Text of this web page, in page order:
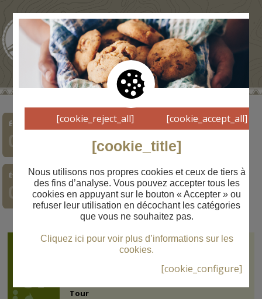
Étape Étape Étape Étape
04 05
Étape
06
Étape
Étape Étape
09
Étape
10
07 Tour
[cookie_reject_all] [cookie_accept_all]
[cookie_title]
Nous utilisons nos propres cookies et ceux de tiers à
des fins d’analyse. Vous pouvez accepter tous les
cookies en appuyant sur le bouton « Accepter » ou
refuser leur utilisation en décochant les catégories
que vous ne souhaitez pas.
Cliquez ici pour voir plus d’informations sur les
cookies.
[cookie_configure]